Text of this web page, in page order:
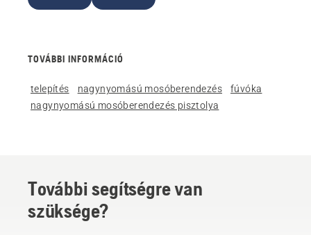
TOVÁBBI INFORMÁCIÓ
telepítés nagynyomású mosóberendezés
fúvóka
nagynyomású mosóberendezés pisztolya
További segítségre van
szüksége?